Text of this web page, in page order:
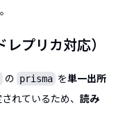
プリカ対応）
の prisma を単一出所
れているため、 読み